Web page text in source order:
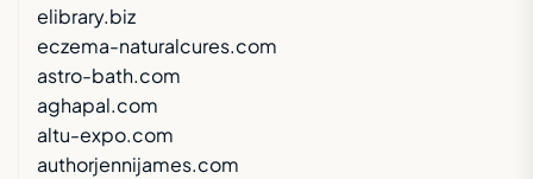
elibrary.biz
eczema-naturalcures.com
astro-bath.com
aghapal.com
altu-expo.com
authorjennijames.com